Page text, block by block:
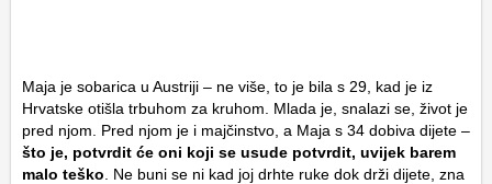
Maja je sobarica u Austriji – ne više, to je bila s 29, kad je iz
Hrvatske otišla trbuhom za kruhom. Mlada je, snalazi se, život je
pred njom. Pred njom je i majčinstvo, a Maja s 34 dobiva dijete –
što je, potvrdit će oni koji se usude potvrdit, uvijek barem
malo teško . Ne buni se ni kad joj drhte ruke dok drži dijete, zna